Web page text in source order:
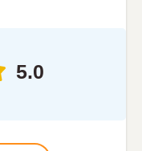
5.0